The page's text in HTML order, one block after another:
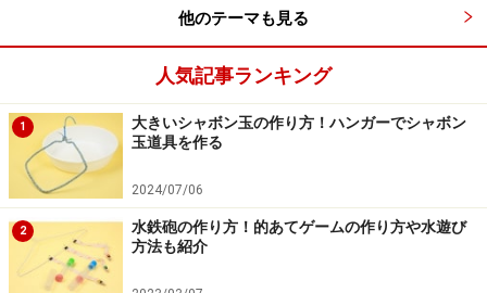
他のテーマも見る
人気記事ランキング
1
大きいシャボン玉の作り方！ハンガーでシャボン
玉道具を作る
2024/07/06
2
水鉄砲の作り方！的あてゲームの作り方や水遊び
方法も紹介